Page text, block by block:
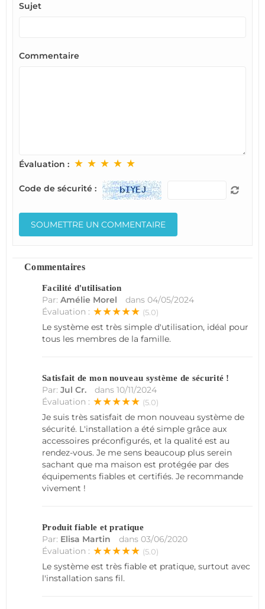
Sujet
Commentaire
Évaluation : ★ ★ ★ ★ ★
Code de sécurité :
Commentaires
Facilité d'utilisation
Par: Amélie Morel dans 04/05/2024
Évaluation : ★★★★★ (5.0)
Le système est très simple d'utilisation, idéal pour
tous les membres de la famille.
Satisfait de mon nouveau système de sécurité !
Par: Jul Cr. dans 10/11/2024
Évaluation : ★★★★★ (5.0)
Je suis très satisfait de mon nouveau système de
sécurité. L'installation a été simple grâce aux
accessoires préconfigurés, et la qualité est au
rendez-vous. Je me sens beaucoup plus serein
sachant que ma maison est protégée par des
équipements fiables et certifiés. Je recommande
vivement !
Produit fiable et pratique
Par: Elisa Martin dans 03/06/2020
Évaluation : ★★★★★ (5.0)
Le système est très fiable et pratique, surtout avec
l'installation sans fil.